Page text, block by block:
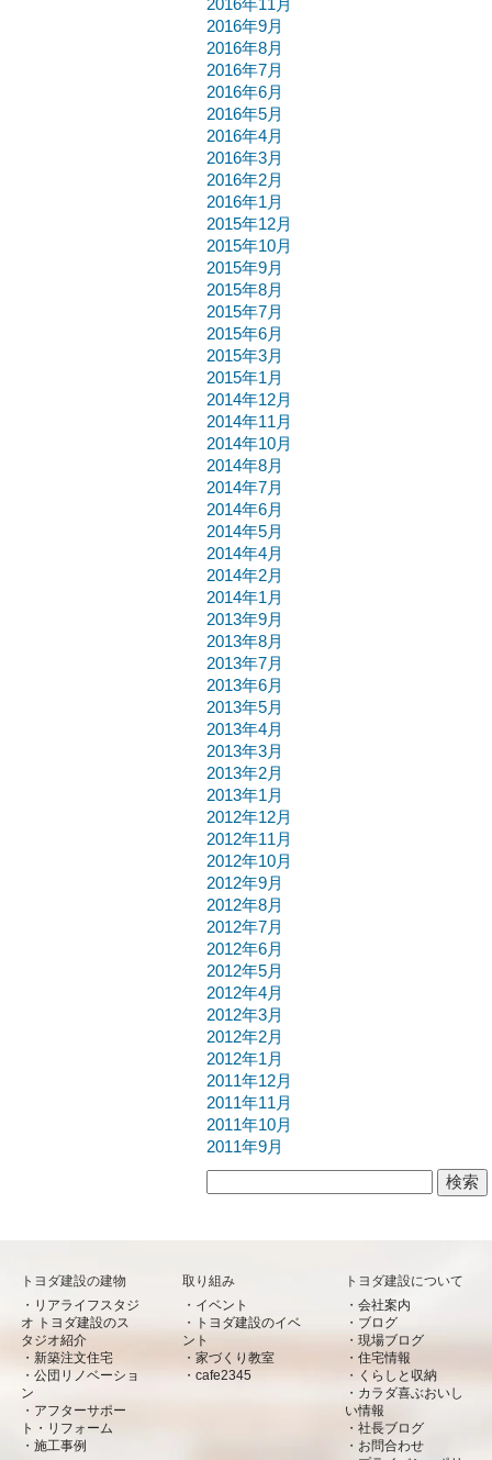
2016年11月
2016年9月
2016年8月
2016年7月
2016年6月
2016年5月
2016年4月
2016年3月
2016年2月
2016年1月
2015年12月
2015年10月
2015年9月
2015年8月
2015年7月
2015年6月
2015年3月
2015年1月
2014年12月
2014年11月
2014年10月
2014年8月
2014年7月
2014年6月
2014年5月
2014年4月
2014年2月
2014年1月
2013年9月
2013年8月
2013年7月
2013年6月
2013年5月
2013年4月
2013年3月
2013年2月
2013年1月
2012年12月
2012年11月
2012年10月
2012年9月
2012年8月
2012年7月
2012年6月
2012年5月
2012年4月
2012年3月
2012年2月
2012年1月
2011年12月
2011年11月
2011年10月
2011年9月
トヨダ建設の建物
リアライフスタジ
オ トヨダ建設のス
タジオ紹介
新築注文住宅
公団リノベーショ
ン
アフターサポー
ト・リフォーム
施工事例
取り組み
イベント
トヨダ建設のイベ
ント
家づくり教室
cafe2345
トヨダ建設について
会社案内
ブログ
現場ブログ
住宅情報
くらしと収納
カラダ喜ぶおいし
い情報
社長ブログ
お問合わせ